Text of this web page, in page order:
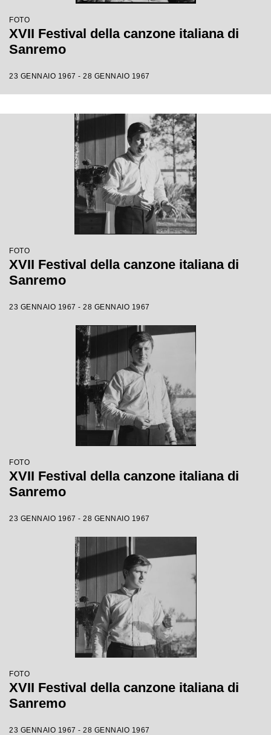
FOTO
XVII Festival della canzone italiana di
Sanremo
23 GENNAIO 1967 - 28 GENNAIO 1967
FOTO
XVII Festival della canzone italiana di
Sanremo
23 GENNAIO 1967 - 28 GENNAIO 1967
FOTO
XVII Festival della canzone italiana di
Sanremo
23 GENNAIO 1967 - 28 GENNAIO 1967
FOTO
XVII Festival della canzone italiana di
Sanremo
23 GENNAIO 1967 - 28 GENNAIO 1967